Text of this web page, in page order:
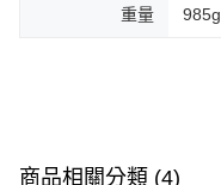
重量 985g
商品相關分類 (4)